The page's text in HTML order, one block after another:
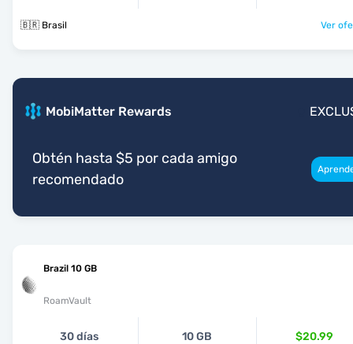
🇧🇷 Brasil Ver
MobiMatter Rewards
Obtén hasta $5 por cada amigo
recomendado
Brazil 10 GB
RoamVault
30 días 10 GB $20.99